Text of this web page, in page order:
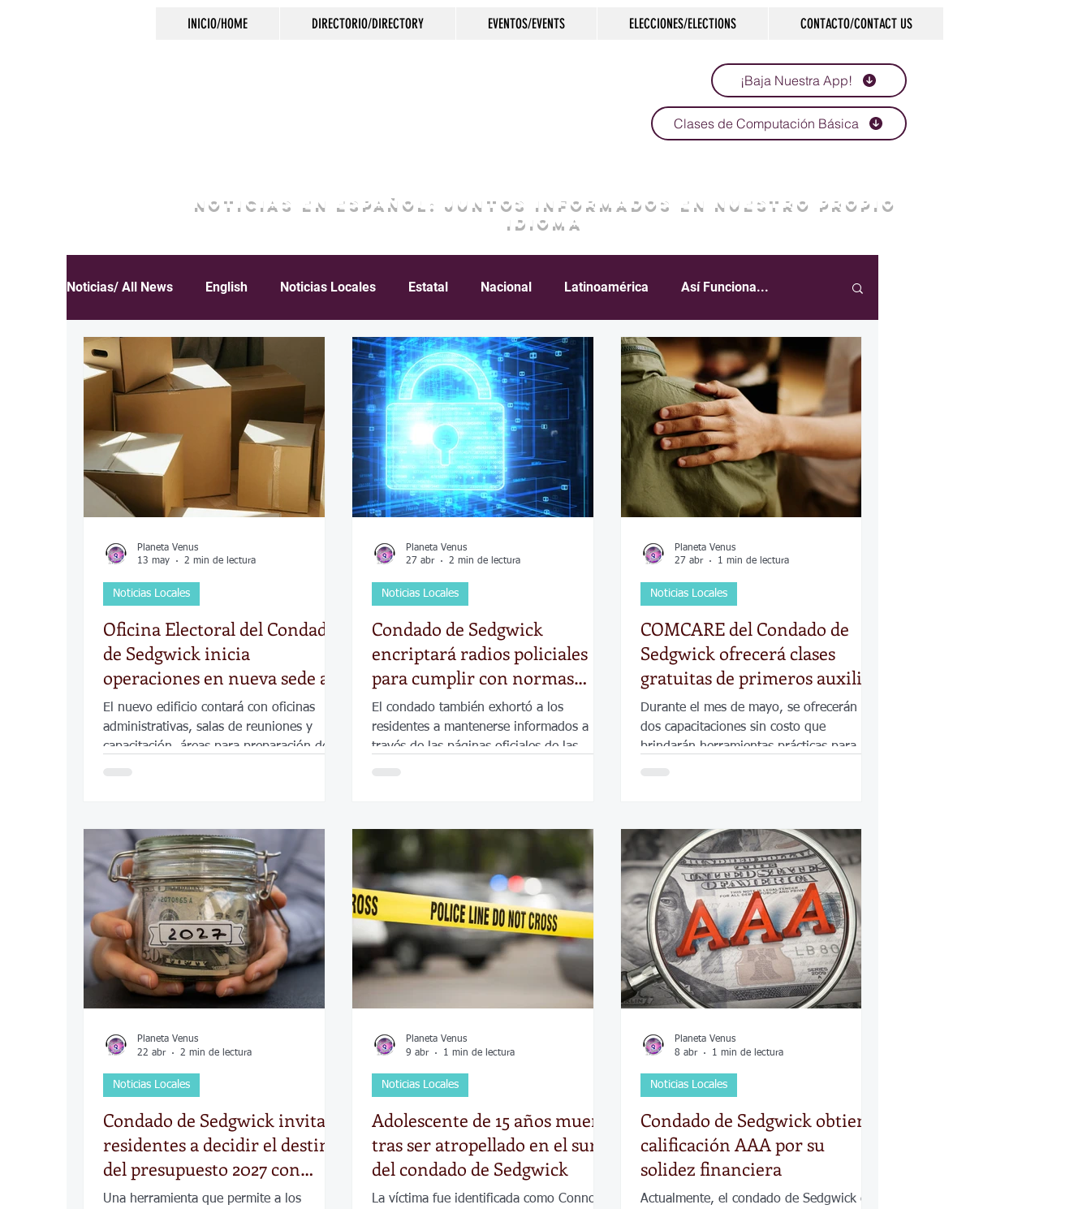
INICIO/HOME DIRECTORIO/DIRECTORY EVENTOS/EVENTS ELECCIONES/ELECTIONS CONTACTO/CONTACT US
¡Baja Nuestra App!
Clases de Computación Básica
NOTICIAS EN ESPAÑOL: JUNTOS INFORMADOS EN NUESTRO PROPIO
IDIOMA
Noticias/ All News English Noticias Locales Estatal Nacional Latinoamérica Así Funciona...
Español Educación Crimen Negocios Salud Arte & Cultura Deportes
COVID-19 Tecnología Economía Elecciones Clima Vivienda Escuelas Calles
Desamparados Carreteras Comunidad Historias que inspiran Gobierno Espectáculos
Oficina Electoral del Condado
de Sedgwick inicia
operaciones en nueva sede al
noreste de Wichita
El nuevo edificio contará con oficinas
administrativas, salas de reuniones y
capacitación, áreas para preparación de
Noticias Locales
Planeta Venus
13 may
2 min de lectura
Condado de Sedgwick
encriptará radios policiales
para cumplir con normas
federales
El condado también exhortó a los
residentes a mantenerse informados a
través de las páginas oficiales de las
Noticias Locales
Planeta Venus
27 abr
2 min de lectura
COMCARE del Condado de
Sedgwick ofrecerá clases
gratuitas de primeros auxilios
en salud mental en mayo
Durante el mes de mayo, se ofrecerán
dos capacitaciones sin costo que
brindarán herramientas prácticas para
Noticias Locales
Planeta Venus
27 abr
1 min de lectura
Condado de Sedgwick invita a
residentes a decidir el destino
del presupuesto 2027 con
herramienta interactiva
Una herramienta que permite a los
Noticias Locales
Planeta Venus
22 abr
2 min de lectura
Adolescente de 15 años muere
tras ser atropellado en el sur
del condado de Sedgwick
La víctima fue identificada como Connor
Noticias Locales
Planeta Venus
9 abr
1 min de lectura
Condado de Sedgwick obtiene
calificación AAA por su
solidez financiera
Actualmente, el condado de Sedgwick es
Noticias Locales
Planeta Venus
8 abr
1 min de lectura